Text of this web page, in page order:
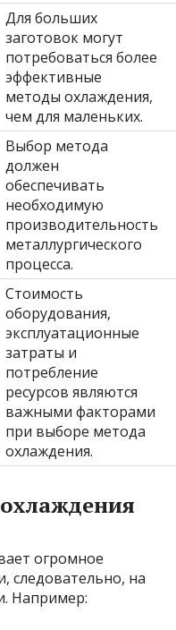
Для больших
заготовок могут
потребоваться более
эффективные
методы охлаждения,
чем для маленьких.
Выбор метода
должен
обеспечивать
необходимую
производительность
металлургического
процесса.
Стоимость
оборудования,
эксплуатационные
затраты и
потребление
ресурсов являются
важными факторами
при выборе метода
охлаждения.
огромное
следовательно, на
Например: